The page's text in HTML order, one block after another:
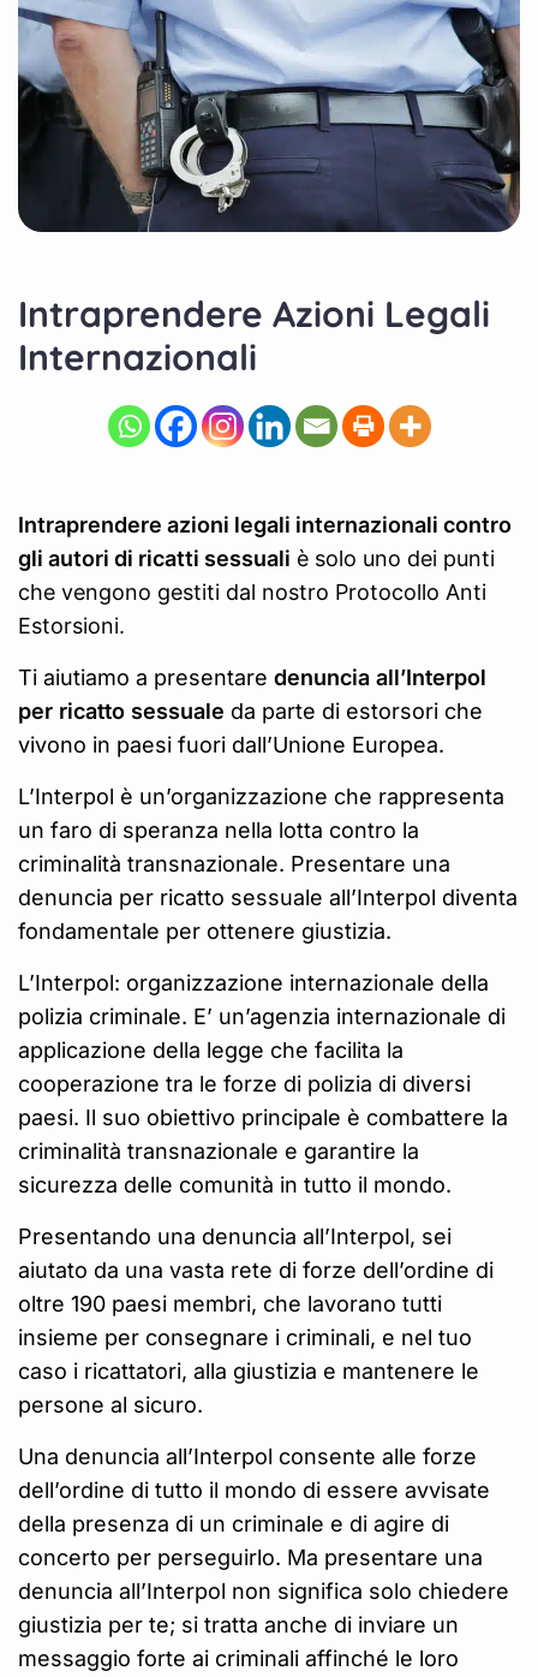
Intraprendere Azioni Legali
Internazionali
Intraprendere azioni legali internazionali contro
gli autori di ricatti sessuali è solo uno dei punti
che vengono gestiti dal nostro Protocollo Anti
Estorsioni.
Ti aiutiamo a presentare denuncia all’Interpol
per ricatto sessuale da parte di estorsori che
vivono in paesi fuori dall’Unione Europea.
L’Interpol è un’organizzazione che rappresenta
un faro di speranza nella lotta contro la
criminalità transnazionale. Presentare una
denuncia per ricatto sessuale all’Interpol diventa
fondamentale per ottenere giustizia.
L’Interpol: organizzazione internazionale della
polizia criminale. E’ un’agenzia internazionale di
applicazione della legge che facilita la
cooperazione tra le forze di polizia di diversi
paesi. Il suo obiettivo principale è combattere la
criminalità transnazionale e garantire la
sicurezza delle comunità in tutto il mondo.
Presentando una denuncia all’Interpol, sei
aiutato da una vasta rete di forze dell’ordine di
oltre 190 paesi membri, che lavorano tutti
insieme per consegnare i criminali, e nel tuo
caso i ricattatori, alla giustizia e mantenere le
persone al sicuro.
Una denuncia all’Interpol consente alle forze
dell’ordine di tutto il mondo di essere avvisate
della presenza di un criminale e di agire di
concerto per perseguirlo. Ma presentare una
denuncia all’Interpol non significa solo chiedere
giustizia per te; si tratta anche di inviare un
messaggio forte ai criminali affinché le loro